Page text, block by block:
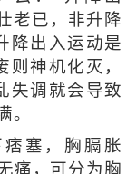
老已，非升降
降出入运动是
则神机化灭，
失调就会导致
。
塞，胸膈胀
痛，可分为胸